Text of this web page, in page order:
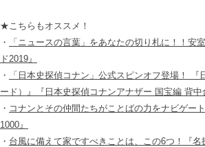
★こちらもオススメ！
・
「ニュースの言葉」をあなたの切り札に！！
ド2019』
・
「日本史探偵コナン」公式スピンオフ登場！
ード）』『日本史探偵コナンアナザー 国宝編 背
・ コナンとその仲間たちがことばの力をナビゲー
1000』
・ 台風に備えて家ですべきことは、この6つ！『